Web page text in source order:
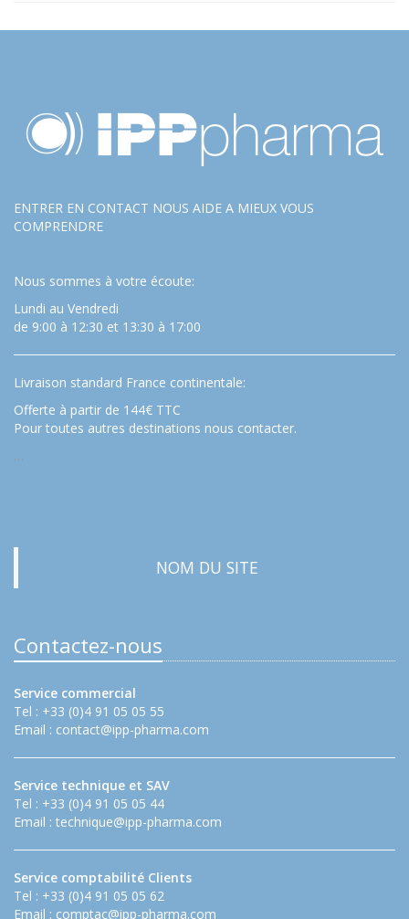
ENTRER EN CONTACT NOUS AIDE A MIEUX VOUS
COMPRENDRE
Nous sommes à votre écoute:
Lundi au Vendredi
de 9:00 à 12:30 et 13:30 à 17:00
Livraison standard France continentale:
Offerte à partir de 144€ TTC
Pour toutes autres destinations nous contacter.
…
NOM DU SITE
Contactez-nous
Service commercial
Tel : +33 (0)4 91 05 05 55
Email : contact@ipp-pharma.com
Service technique et SAV
Tel : +33 (0)4 91 05 05 44
Email : technique@ipp-pharma.com
Service comptabilité Clients
Tel : +33 (0)4 91 05 05 62
Email : comptac@ipp-pharma.com